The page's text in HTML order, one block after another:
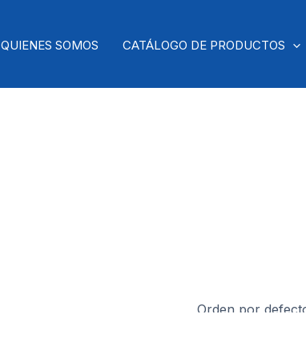
QUIENES SOMOS CATÁLOGO DE PRODUCTOS